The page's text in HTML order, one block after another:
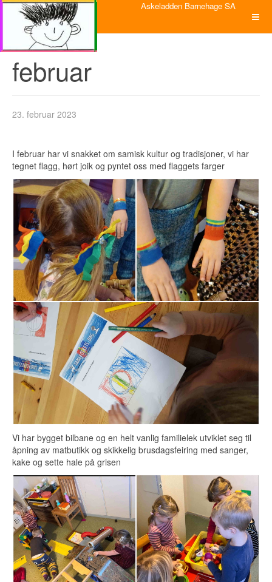
Askeladden Barnehage SA
februar
23. februar 2023
I februar har vi snakket om samisk kultur og tradisjoner, vi har
tegnet flagg, hørt joik og pyntet oss med flaggets farger
Vi har bygget bilbane og en helt vanlig familielek utviklet seg til
åpning av matbutikk og skikkelig brusdagsfeiring med sanger,
kake og sette hale på grisen